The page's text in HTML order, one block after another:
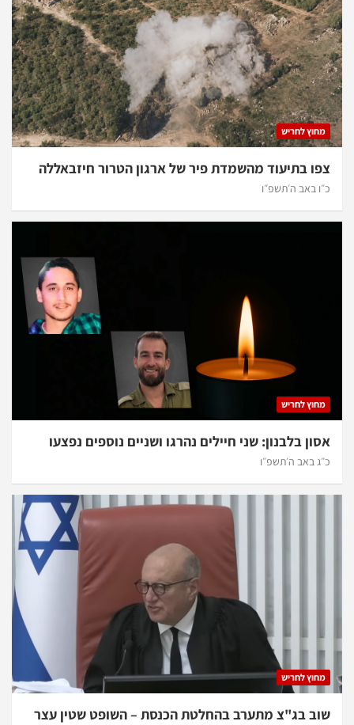
מחוץ לחריש
צפו בתיעוד מהשמדת פיר של ארגון הטרור חיזבאללה
כ״ו באב ה׳תשפ״ו
מחוץ לחריש
אסון בלבנון: שני חיילים נהרגו ושניים נוספים נפצעו
כ״ג באב ה׳תשפ״ו
מחוץ לחריש
שוב בג"צ מתערב בהחלטת הכנסת – השופט שטין עצר